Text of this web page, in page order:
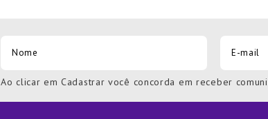
Ao clicar em Cadastrar você concorda em receber